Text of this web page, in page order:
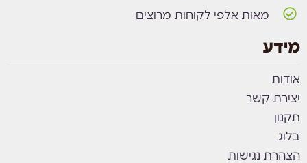
מאות אלפי לקוחות מרוצים
מידע
אודות
יצירת קשר
תקנון
בלוג
הצהרת נגישות